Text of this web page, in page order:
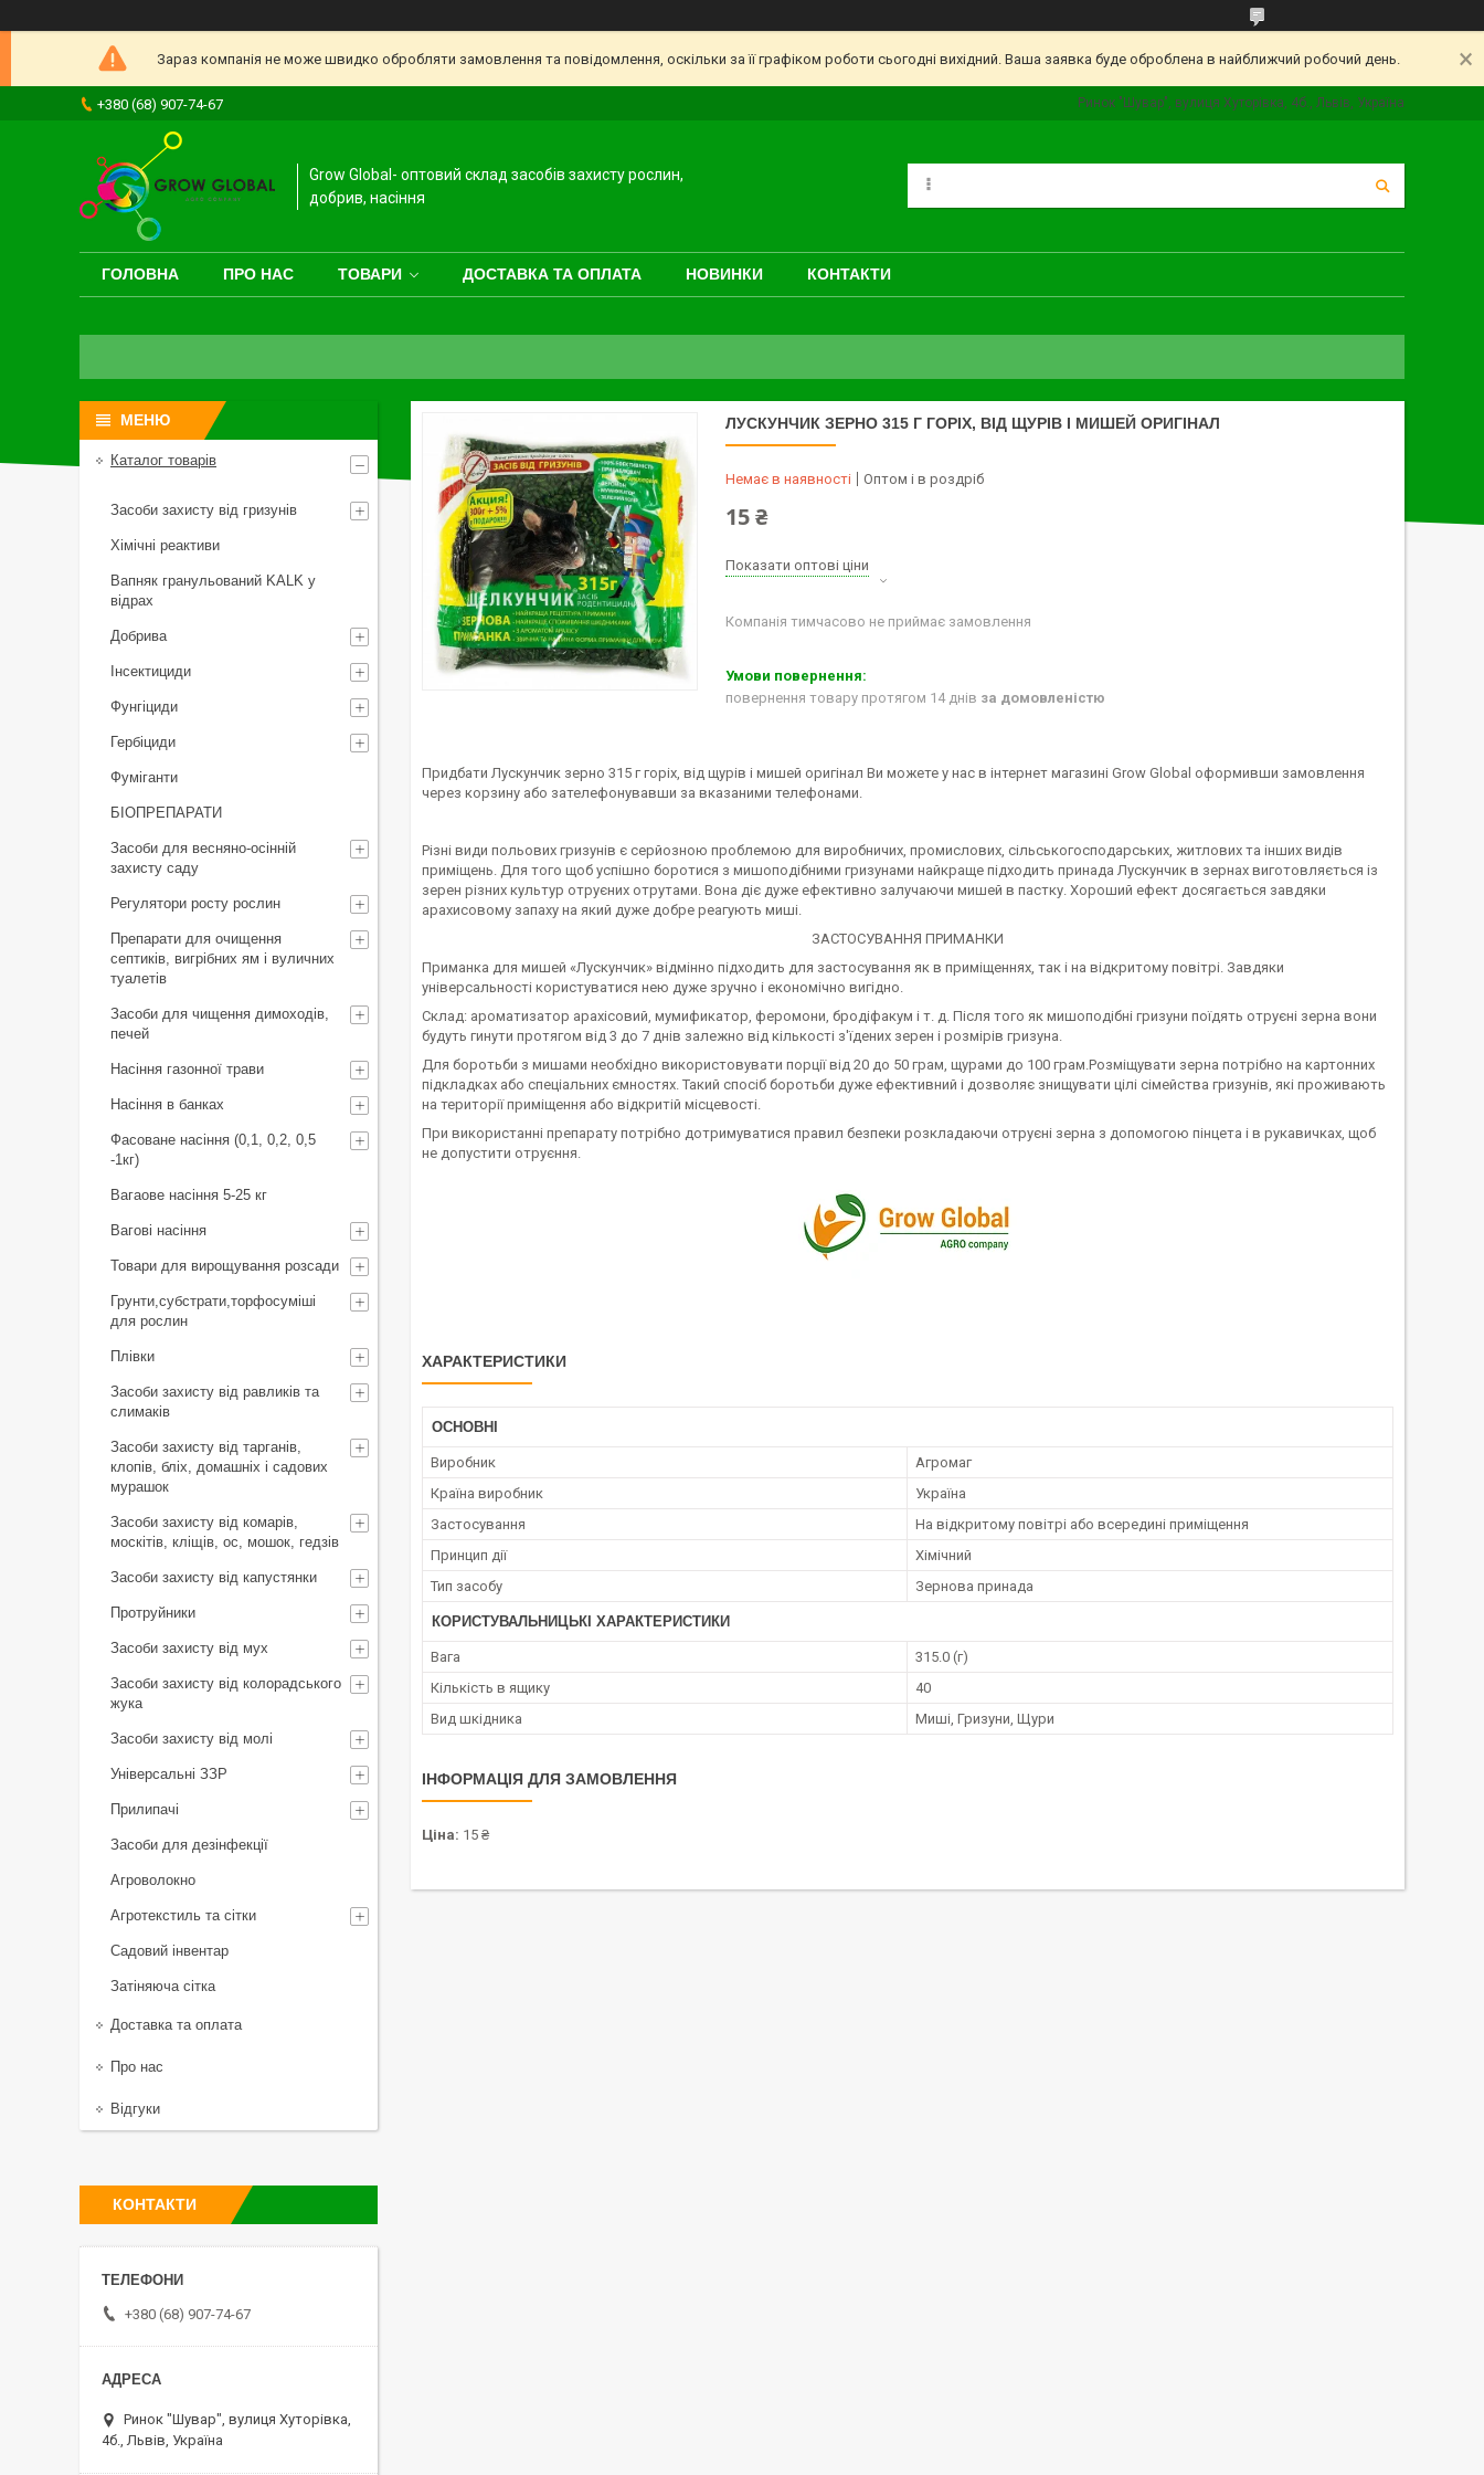
Зараз компанія не може швидко обробляти замовлення та повідомлення, оскільки за її графіком роботи сьогодні вихідний. Ваша заявка буде оброблена в найближчий робочий день.
+380 (68) 907-74-67 Ринок "Шувар", вулиця Хуторівка, 4б., Львів, Україна
Grow Global- оптовий склад засобів захисту рослин,
добрив, насіння
ГОЛОВНА ПРО НАС ТОВАРИ ДОСТАВКА ТА ОПЛАТА НОВИНКИ КОНТАКТИ
ЛУСКУНЧИК ЗЕРНО 315 Г ГОРІХ, ВІД ЩУРІВ І МИШЕЙ ОРИГІНАЛ
Немає в наявності Оптом і в роздріб
15 ₴
Показати оптові ціни
Компанія тимчасово не приймає замовлення
повернення товару протягом 14 днів за домовленістю
Придбати Лускунчик зерно 315 г горіх, від щурів і мишей оригінал Ви можете у нас в інтернет магазині Grow Global оформивши замовлення
через корзину або зателефонувавши за вказаними телефонами.
Різні види польових гризунів є серйозною проблемою для виробничих, промислових, сільськогосподарських, житлових та інших видів
приміщень. Для того щоб успішно боротися з мишоподібними гризунами найкраще підходить принада Лускунчик в зернах виготовляється із
зерен різних культур отруєних отрутами. Вона діє дуже ефективно залучаючи мишей в пастку. Хороший ефект досягається завдяки
арахисовому запаху на який дуже добре реагують миші.
ЗАСТОСУВАННЯ ПРИМАНКИ
Приманка для мишей «Лускунчик» відмінно підходить для застосування як в приміщеннях, так і на відкритому повітрі. Завдяки
універсальності користуватися нею дуже зручно і економічно вигідно.
Склад: ароматизатор арахісовий, мумификатор, феромони, бродіфакум і т. д. Після того як мишоподібні гризуни поїдять отруєні зерна вони
будуть гинути протягом від 3 до 7 днів залежно від кількості з'їдених зерен і розмірів гризуна.
Для боротьби з мишами необхідно використовувати порції від 20 до 50 грам, щурами до 100 грам.Розміщувати зерна потрібно на картонних
підкладках або спеціальних ємностях. Такий спосіб боротьби дуже ефективний і дозволяє знищувати цілі сімейства гризунів, які проживають
на території приміщення або відкритій місцевості.
При використанні препарату потрібно дотримуватися правил безпеки розкладаючи отруєні зерна з допомогою пінцета і в рукавичках, щоб
не допустити отруєння.
ХАРАКТЕРИСТИКИ
ОСНОВНІ
Виробник
Агромаг
Країна виробник
Україна
Застосування
На відкритому повітрі або всередині приміщення
Принцип дії
Хімічний
Тип засобу
Зернова принада
КОРИСТУВАЛЬНИЦЬКІ ХАРАКТЕРИСТИКИ
Вага
315.0 (г)
Кількість в ящику
40
Вид шкідника
Миші, Гризуни, Щури
ІНФОРМАЦІЯ ДЛЯ ЗАМОВЛЕННЯ
Ціна: 15 ₴
Каталог товарів
Засоби захисту від гризунів
Хімічні реактиви
Вапняк гранульований KALK у
відрах
Добрива
Інсектициди
Фунгіциди
Гербіциди
Фуміганти
БІОПРЕПАРАТИ
Засоби для весняно-осінній
захисту саду
Регулятори росту рослин
Препарати для очищення
септиків, вигрібних ям і вуличних
туалетів
Засоби для чищення димоходів,
печей
Насіння газонної трави
Насіння в банках
Фасоване насіння (0,1, 0,2, 0,5
-1кг)
Вагаове насіння 5-25 кг
Вагові насіння
Товари для вирощування розсади
Грунти,субстрати,торфосуміші
для рослин
Плівки
Засоби захисту від равликів та
слимаків
Засоби захисту від тарганів,
клопів, бліх, домашніх і садових
мурашок
Засоби захисту від комарів,
москітів, кліщів, ос, мошок, гедзів
Засоби захисту від капустянки
Протруйники
Засоби захисту від мух
Засоби захисту від колорадського
жука
Засоби захисту від молі
Універсальні ЗЗР
Прилипачі
Засоби для дезінфекції
Агроволокно
Агротекстиль та сітки
Садовий інвентар
Затіняюча сітка
Доставка та оплата
Про нас
Відгуки
КОНТАКТИ
+380 (68) 907-74-67
Ринок "Шувар", вулиця Хуторівка,
4б., Львів, Україна